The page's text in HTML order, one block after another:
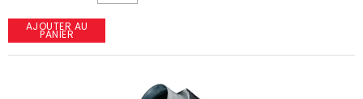
AJOUTER AU
PANIER